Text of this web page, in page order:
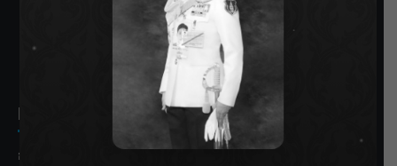
SIAMRATH VARIETY
THE BEST ENTERTAINMENT
Recent Posts
กรมชลฯ รับฟังประชาชน ติดตามแก้ปัญหาโครงการประตู